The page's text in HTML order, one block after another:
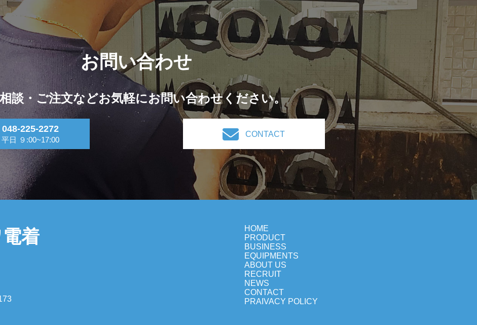
お問い合わせ
談・ご注文などお気軽にお問い合わせください。
048-225-2272
平日 ９:00~17:00
CONTACT
着
HOME
PRODUCT
BUSINESS
EQUIPMENTS
ABOUT US
RECRUIT
NEWS
CONTACT
PRAIVACY POLICY